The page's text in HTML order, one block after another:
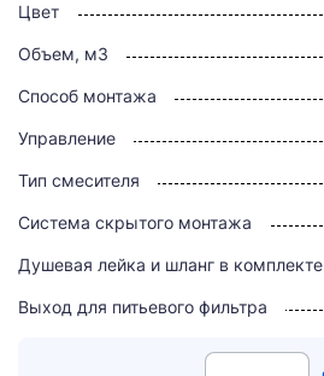
Цвет
Объем, м3
Способ монтажа
Управление
Тип смесителя
Система скрытого монтажа
Душевая лейка и шланг в комплекте
Выход для питьевого фильтра